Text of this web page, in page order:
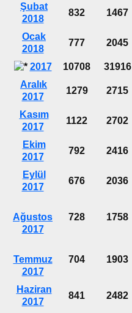
Şubat
2018
832 1467
Ocak
2018
777 2045
2017 10708 31916
Aralık
2017
1279 2715
Kasım
2017
1122 2702
Ekim
2017
792 2416
Eylül
2017
676 2036
Ağustos
2017
728 1758
Temmuz
2017
704 1903
Haziran
2017
841 2482